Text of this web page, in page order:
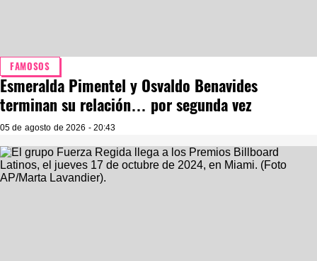
FAMOSOS
Esmeralda Pimentel y Osvaldo Benavides
terminan su relación… por segunda vez
05 de agosto de 2026 - 20:43